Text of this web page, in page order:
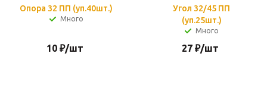
Опора 32 ПП (уп.40шт.)
Много
10 ₽/шт
Угол 32/45 ПП
(уп.25шт.)
Много
27 ₽/шт